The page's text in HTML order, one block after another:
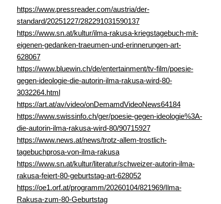
https://www.pressreader.com/austria/der-
standard/20251227/282291031590137
https://www.sn.at/kultur/ilma-rakusa-kriegstagebuch-mit-
eigenen-gedanken-traeumen-und-erinnerungen-art-
628067
https://www.bluewin.ch/de/entertainment/tv-film/poesie-
gegen-ideologie-die-autorin-ilma-rakusa-wird-80-
3032264.html
https://art.at/av/video/onDemamdVideoNews64184
https://www.swissinfo.ch/ger/poesie-gegen-ideologie%3A-
die-autorin-ilma-rakusa-wird-80/90715927
https://www.news.at/news/trotz-allem-trostlich-
tagebuchprosa-von-ilma-rakusa
https://www.sn.at/kultur/literatur/schweizer-autorin-ilma-
rakusa-feiert-80-geburtstag-art-628052
https://oe1.orf.at/programm/20260104/821969/Ilma-
Rakusa-zum-80-Geburtstag